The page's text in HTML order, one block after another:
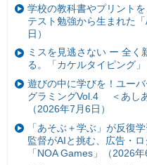
学校の教科書やプリント
テスト勉強から生まれた
日）
ミスを見逃さない ー 全く
る。「カケルタイピング」
遊びの中に学びを！ユー
グラミングVol.4 ＜あし
（2026年7月6日）
「あそぶ＋学ぶ」が反復
監督がAIと挑む、広告・
「NOA Games」（2026年